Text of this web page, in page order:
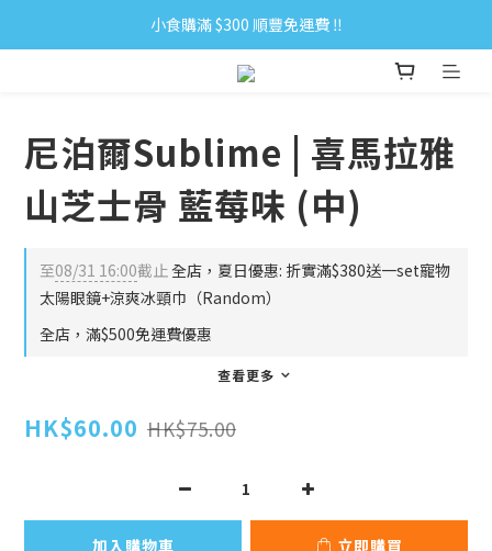
小食購滿 $300 順豐免運費 ‼
小食購滿 $300 順豐免運費 ‼
全單購滿 $500 免運費 ♥︎ 會員積分回贈 $1＝1Pt.
尼泊爾Sublime | 喜馬拉雅
山芝士骨 藍莓味 (中)
至08/31 16:00截止全店，夏日優惠: 折實滿$380送一set寵物
太陽眼鏡+涼爽冰頸巾（Random）
全店，滿$500免運費優惠
查看更多
HK$60.00 HK$75.00
加入購物車 立即購買